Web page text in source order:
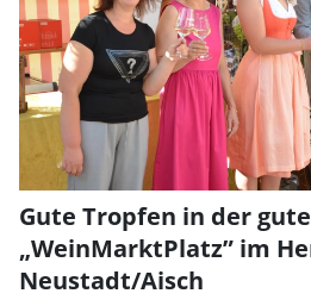
Gute Tropfen in der
„WeinMarktPlatz” im
Neustadt/Aisch